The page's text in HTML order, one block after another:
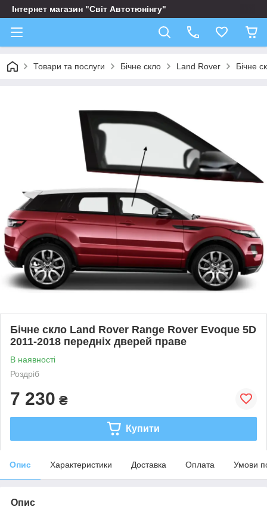
Інтернет магазин "Світ Автотюнінгу"
Товари та послуги Бічне скло Land Rover Бічне
Бічне скло Land Rover Range Rover Evoque 5D
2011-2018 передніх дверей праве
В наявності
Роздріб
7 230 ₴
Купити
Опис Характеристики Доставка Оплата Умови
Опис